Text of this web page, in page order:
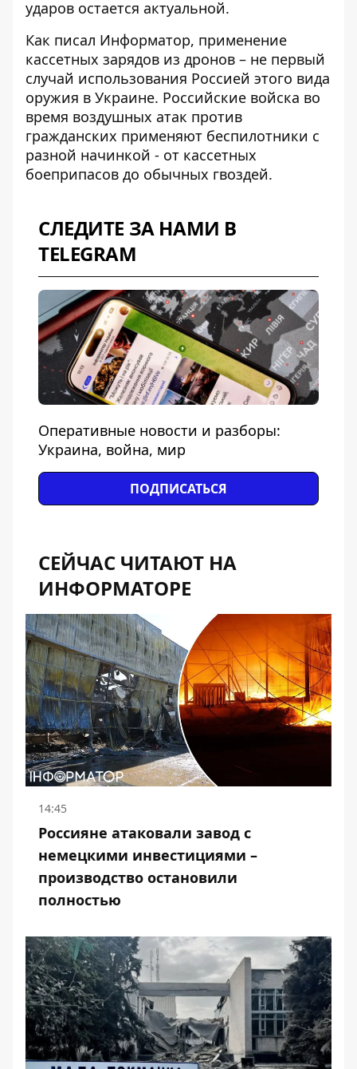
ударов остается актуальной.
Как писал Информатор, применение
кассетных зарядов из дронов – не первый
случай использования Россией этого вида
оружия в Украине. Российские войска во
время воздушных атак против
гражданских применяют беспилотники с
разной начинкой - от кассетных
боеприпасов до обычных гвоздей.
СЛЕДИТЕ ЗА НАМИ В
TELEGRAM
Оперативные новости и разборы:
Украина, война, мир
ПОДПИСАТЬСЯ
СЕЙЧАС ЧИТАЮТ НА
ИНФОРМАТОРЕ
14:45
Россияне атаковали завод с
немецкими инвестициями –
производство остановили
полностью